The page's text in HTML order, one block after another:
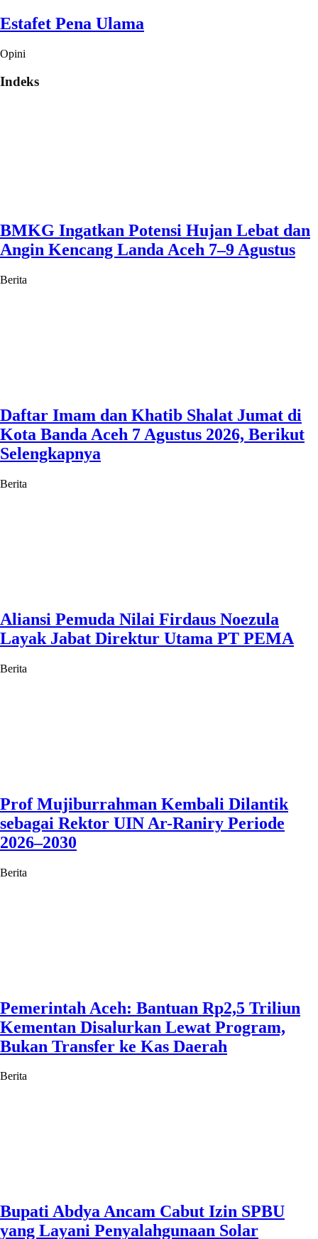
Estafet Pena Ulama
Opini
Indeks
BMKG Ingatkan Potensi Hujan Lebat dan
Angin Kencang Landa Aceh 7–9 Agustus
Berita
Daftar Imam dan Khatib Shalat Jumat di
Kota Banda Aceh 7 Agustus 2026, Berikut
Selengkapnya
Berita
Aliansi Pemuda Nilai Firdaus Noezula
Layak Jabat Direktur Utama PT PEMA
Berita
Prof Mujiburrahman Kembali Dilantik
sebagai Rektor UIN Ar-Raniry Periode
2026–2030
Berita
Pemerintah Aceh: Bantuan Rp2,5 Triliun
Kementan Disalurkan Lewat Program,
Bukan Transfer ke Kas Daerah
Berita
Bupati Abdya Ancam Cabut Izin SPBU
yang Layani Penyalahgunaan Solar